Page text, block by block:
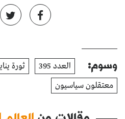
وسوم: العدد 395 ثورة
معتقلون سياسيون